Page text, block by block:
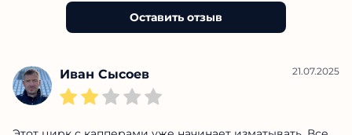
Оставить отзыв
Иван Сысоев 21.07.2025